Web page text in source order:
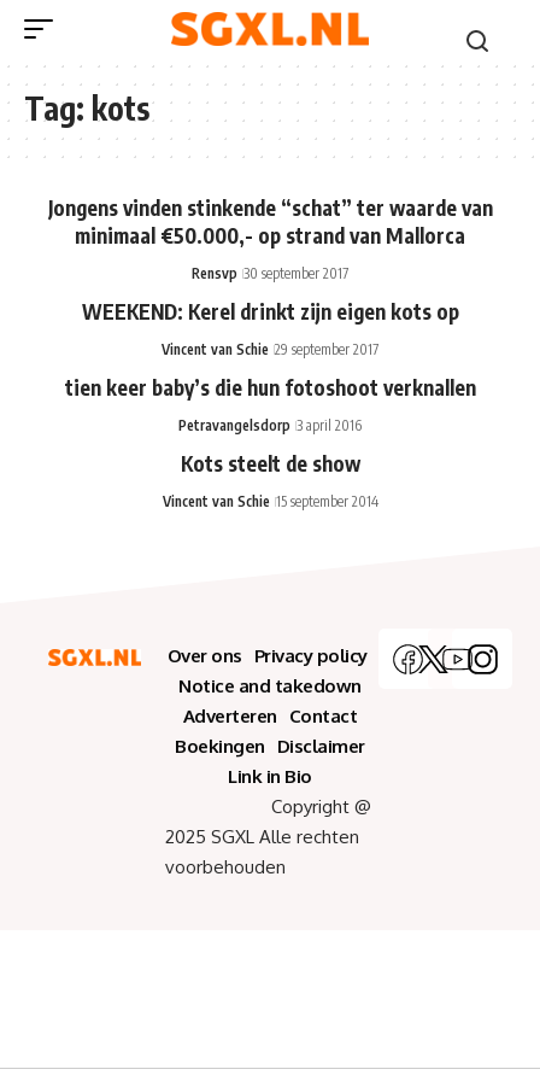
Tag: kots
Jongens vinden stinkende “schat” ter waarde van
minimaal €50.000,- op strand van Mallorca
Rensvp 30 september 2017
WEEKEND: Kerel drinkt zijn eigen kots op
Vincent van Schie 29 september 2017
tien keer baby’s die hun fotoshoot verknallen
Petravangelsdorp 3 april 2016
Kots steelt de show
Vincent van Schie 15 september 2014
Over ons
Privacy policy
Notice and takedown
Adverteren
Contact
Boekingen
Disclaimer
Link in Bio
Copyright @
2025 SGXL Alle rechten
voorbehouden